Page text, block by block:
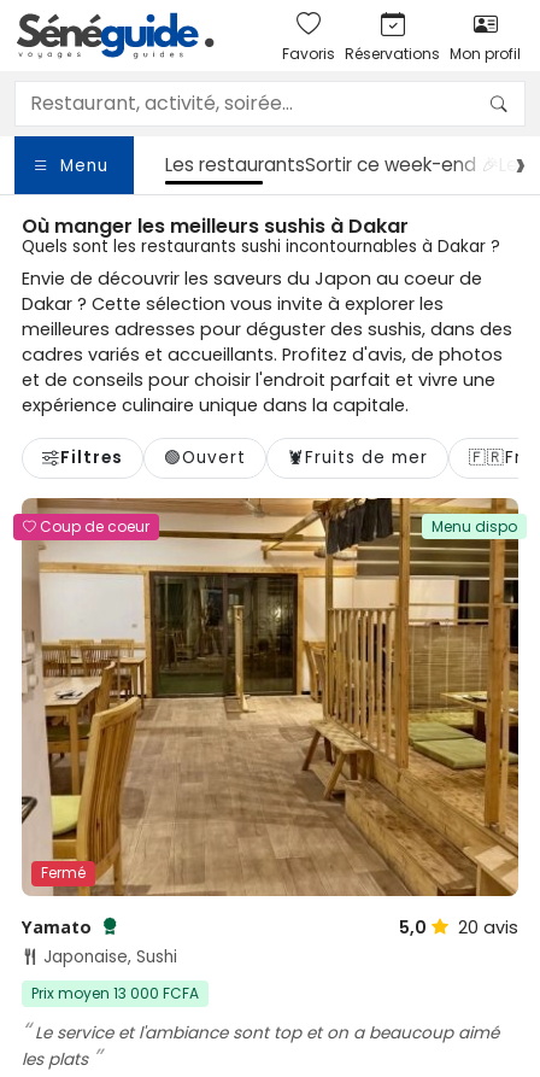
Favoris Réservations Mon profil
Menu Les restaurantsSortirce week-end 🎉
Où manger les meilleurs sushis à Dakar
Quels sont les restaurants sushi incontournables à Dakar ?
Envie de découvrir les saveurs du Japon au coeur de
Dakar ? Cette sélection vous invite à explorer les
meilleures adresses pour déguster des sushis, dans des
cadres variés et accueillants. Profitez d'avis, de photos
et de conseils pour choisir l'endroit parfait et vivre une
expérience culinaire unique dans la capitale.
Filtres 🟢Ouvert 🦞Fruits de mer 🇫🇷
Fermé
Coup de coeur Menu dispo
Yamato
Testé et approuvé par SénéGuide
5,0 20 avis
Japonaise, Sushi
Prix moyen 13 000 FCFA
Le service et l'ambiance sont top et on a beaucoup aimé
les plats